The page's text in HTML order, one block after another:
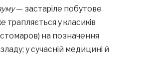
— застаріле побутове
трапляється у класиків
на позначення
у сучасній медицині й